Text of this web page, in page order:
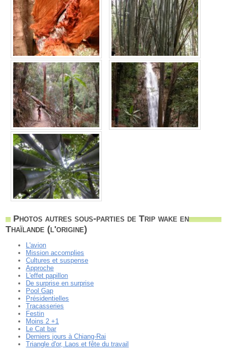
Photos autres sous-parties de Trip wake en
Thaïlande (l'origine)
L'avion
Mission accomplies
Cultures et suspense
Approche
L'effet papillon
De surprise en surprise
Pool Gap
Présidentielles
Tracasseries
Festin
Moins 2 +1
Le Cat bar
Derniers jours à Chiang-Rai
Triangle d'or, Laos et fête du travail